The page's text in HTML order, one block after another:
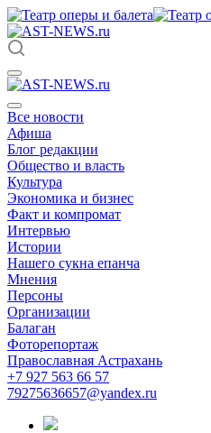
Все новости
Афиша
Блог редакции
Общество и власть
Культура
Экономика и бизнес
Факт и компромат
Интервью
Истории
Нашего сукна епанча
Мнения
Персоны
Организации
Балаган
Фоторепортаж
Православная Астрахань
+7 927 563 66 57
79275636657@yandex.ru